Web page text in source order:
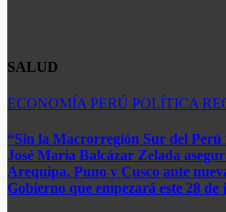
SALUD
ECONOMÍA PERÚ POLÍTICA
“Sin la Macrorregión Sur del Perú
José María Balcázar Zelada
Arequipa, Puno y Cusco ante
Gobierno que empezará este 28 de